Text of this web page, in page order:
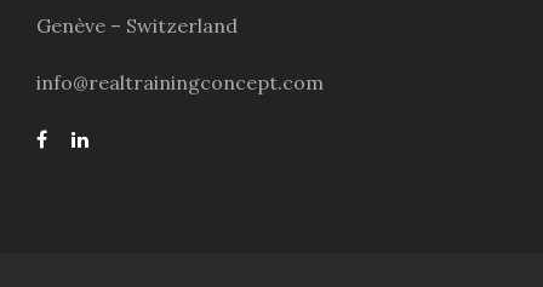
Genève – Switzerland
info@realtrainingconcept.com